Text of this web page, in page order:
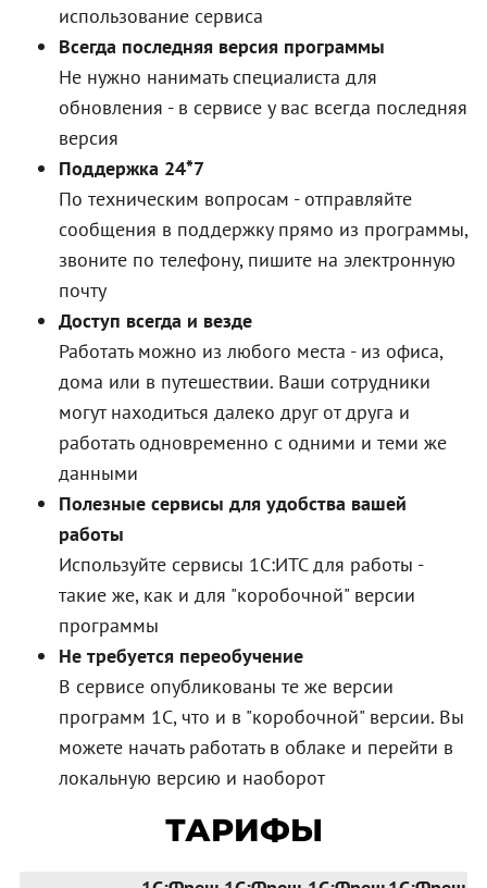
использование сервиса
Всегда последняя версия программы
Не нужно нанимать специалиста для
обновления - в сервисе у вас всегда последняя
версия
Поддержка 24*7
По техническим вопросам - отправляйте
сообщения в поддержку прямо из программы,
звоните по телефону, пишите на электронную
почту
Доступ всегда и везде
Работать можно из любого места - из офиса,
дома или в путешествии. Ваши сотрудники
могут находиться далеко друг от друга и
работать одновременно с одними и теми же
данными
Полезные сервисы для удобства вашей
работы
Используйте сервисы 1С:ИТС для работы -
такие же, как и для "коробочной" версии
программы
Не требуется переобучение
В сервисе опубликованы те же версии
программ 1С, что и в "коробочной" версии. Вы
можете начать работать в облаке и перейти в
локальную версию и наоборот
ТАРИФЫ